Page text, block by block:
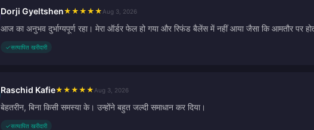
Dorji Gyeltshen★ ★ ★ ★ ★ Aug 3, 2026
आज का अनुभव दुर्भाग्यपूर्ण रहा। मेरा ऑर्डर फेल हो गया और रिफंड बैलेंस में नहीं आया जैसा कि आमतौर पर
✓सत्यापित खरीदारी
Raschid Kafie★ ★ ★ ★ ★ Aug 3, 2026
बेहतरीन, बिना किसी समस्या के। उन्होंने बहुत जल्दी समाधान कर दिया।
✓सत्यापित खरीदारी